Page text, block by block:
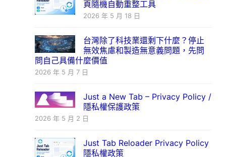
頁隨機自動重整工具
2026 年 5 月 18 日
台灣除了科技業還剩下什麼？停止
無效焦慮和製造無意義問題，先問
問自己具備什麼價值
2026 年 5 月 7 日
Just a New Tab – Privacy Policy /
隱私權保護政策
2026 年 5 月 2 日
Just Tab Reloader Privacy Policy
隱私權政策